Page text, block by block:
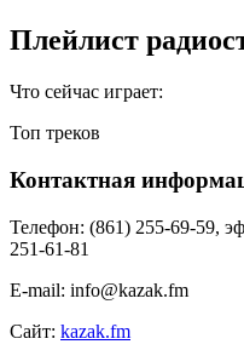
Плейлист
Что сейчас играет:
Топ треков
Контактная
Телефон: (861) 255-69-59,
251-61-81
E-mail: info@kazak.fm
Сайт: kazak.fm